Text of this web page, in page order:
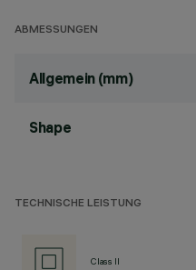
ABMESSUNGEN
Allgemein (mm)
Shape
TECHNISCHE LEISTUNG
Class II